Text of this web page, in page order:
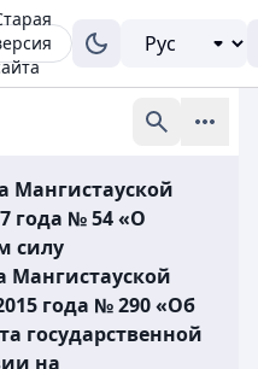
Мангистауской
года № 54 «О
силу
Мангистауской
года № 290 «Об
государственной
на